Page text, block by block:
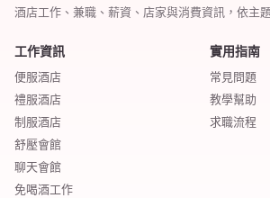
酒店工作、兼職、薪資、店家與消費資訊，依主
工作資訊
便服酒店
禮服酒店
制服酒店
舒壓會館
聊天會館
免喝酒工作
實用指南
常見問題
教學幫助
求職流程